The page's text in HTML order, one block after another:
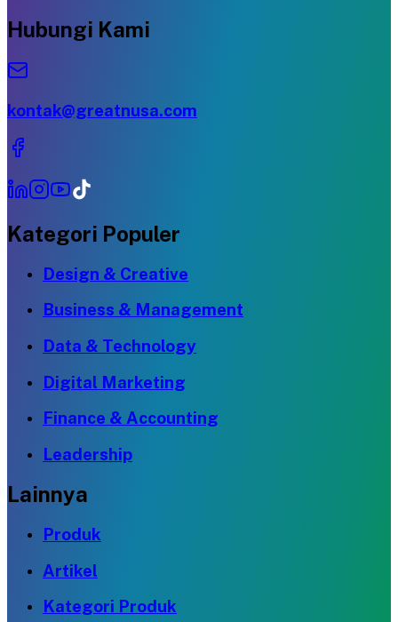
Hubungi Kami
kontak@greatnusa.com
Kategori Populer
Design & Creative
Business & Management
Data & Technology
Digital Marketing
Finance & Accounting
Leadership
Lainnya
Produk
Artikel
Kategori Produk